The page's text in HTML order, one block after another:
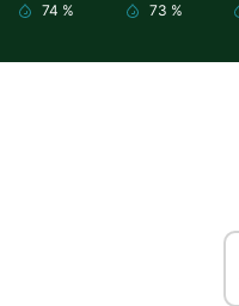
74 %
73 %